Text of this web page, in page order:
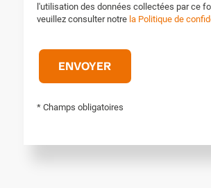
l'utilisation des données collectées par ce
veuillez consulter notre la Politique de
* Champs obligatoires